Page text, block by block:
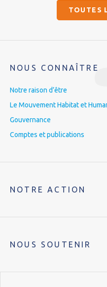
TOUTES
NOUS CONNAÎTRE
Notre raison d’être
Le Mouvement Habitat et
Gouvernance
Comptes et publications
NOTRE ACTION
NOUS SOUTENIR